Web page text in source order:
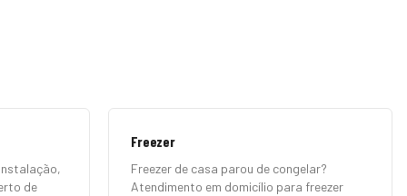
de
Freezer
Freezer de casa parou de congelar?
Atendimento em domicílio para freezer